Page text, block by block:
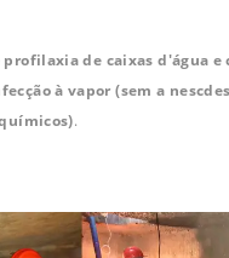
profilaxia de caixas d'água e
à vapor (sem a
.